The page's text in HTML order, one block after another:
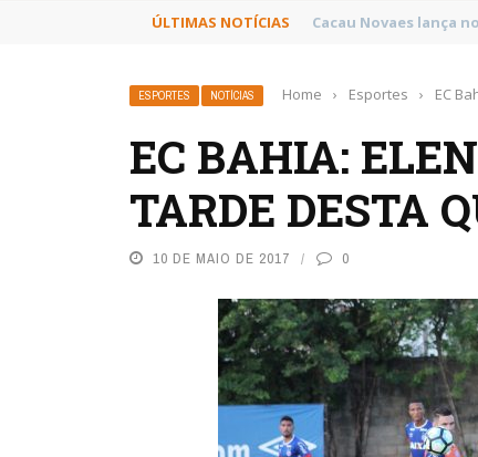
ÚLTIMAS NOTÍCIAS Poetas baianos
ESPORTES NOTÍCIAS Home › Esportes › EC
EC BAHIA:
TARDE DESTA
10 DE MAIO DE 2017 0